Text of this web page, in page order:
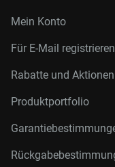
Mein Konto
Für E-Mail registrieren
Rabatte und Aktionen
Produktportfolio